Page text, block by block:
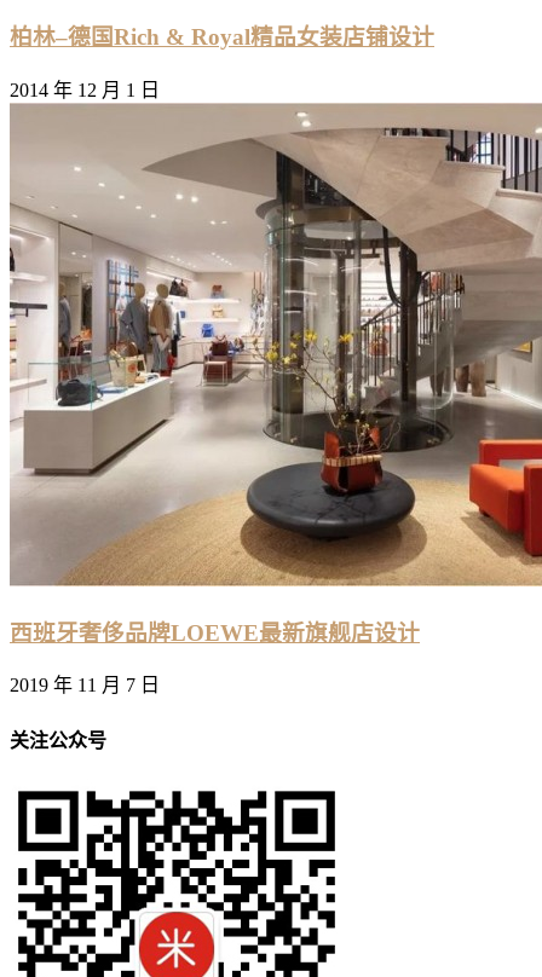
柏林–德国Rich & Royal精品女装店铺设计
2014 年 12 月 1 日
西班牙奢侈品牌LOEWE最新旗舰店设计
2019 年 11 月 7 日
关注公众号